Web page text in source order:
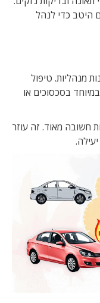
היטב כדי לנהל
מנהליות. טיפול
בסכסוכים או
חשובה מאוד. זה עוזר